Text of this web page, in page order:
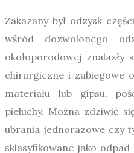
Zakazany był odzysk
wśród dozwolonego
okołoporodowej znalazły
chirurgiczne i zabiegowe
materiału lub gipsu,
pieluchy. Można zdziwić
ubrania jednorazowe czy
sklasyfikowane jako